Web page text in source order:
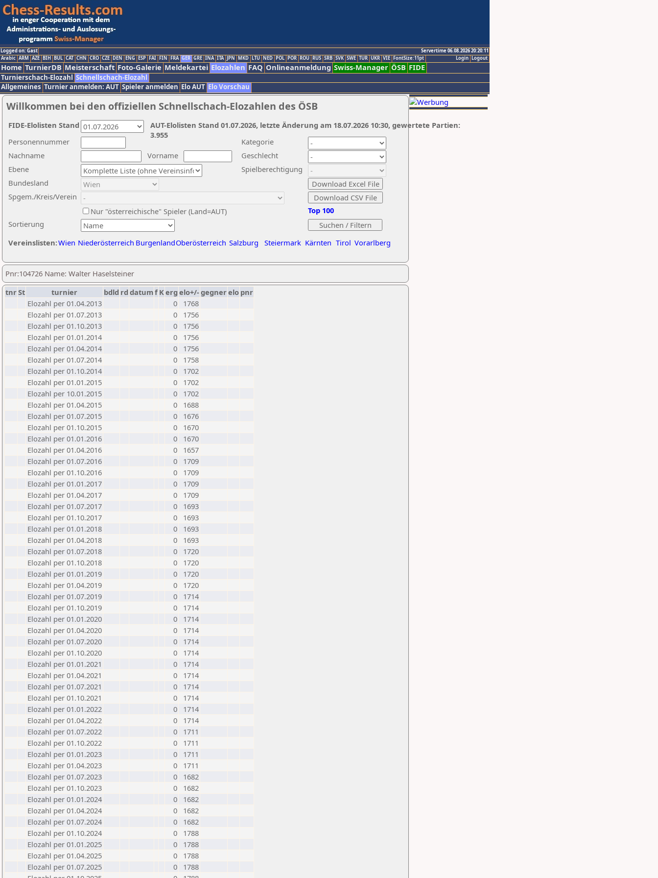
Logged on: Gast
Servertime 06.08.2026 20:20:11
Logout
Login
Arabic ARM AZE BIH BUL CAT CHN CRO CZE DEN ENG ESP FAI FIN FRA GER GRE INA ITA JPN MKD LTU NED POL POR ROU RUS SRB SVK SWE TUR UKR VIE FontSize:11pt
Home TurnierDB Meisterschaft Foto-Galerie Meldekartei Elozahlen FAQ Onlineanmeldung Swiss-Manager ÖSB FIDE
Turnierschach-Elozahl Schnellschach-Elozahl
Allgemeines Turnier anmelden: AUT Spieler anmelden Elo AUT Elo Vorschau
Willkommen bei den offiziellen Schnellschach-Elozahlen des ÖSB
Nachname
Vorname
Ebene
Kategorie
Sortierung
Personennummer
Bundesland
Spgem./Kreis/Verein
Geschlecht
Nur "österreichische" Spieler (Land=AUT)
Spielberechtigung
Vereinslisten:Wien Niederösterreich BurgenlandOberösterreich Salzburg Steiermark Kärnten Tirol Vorarlberg
Top 100
AUT-Elolisten Stand 01.07.2026, letzte Änderung am 18.07.2026 10:30, gewertete Partien:
3.955
FIDE-Elolisten Stand
Pnr:104726 Name: Walter Haselsteiner
tnrSt turnier bdld rd datumf Kerg elo+/-gegnerelo pnr
Elozahl per 01.04.2013
0
1768
Elozahl per 01.07.2013
0
1756
Elozahl per 01.10.2013
0
1756
Elozahl per 01.01.2014
0
1756
Elozahl per 01.04.2014
0
1756
Elozahl per 01.07.2014
0
1758
Elozahl per 01.10.2014
0
1702
Elozahl per 01.01.2015
0
1702
Elozahl per 10.01.2015
0
1702
Elozahl per 01.04.2015
0
1688
Elozahl per 01.07.2015
0
1676
Elozahl per 01.10.2015
0
1670
Elozahl per 01.01.2016
0
1670
Elozahl per 01.04.2016
0
1657
Elozahl per 01.07.2016
0
1709
Elozahl per 01.10.2016
0
1709
Elozahl per 01.01.2017
0
1709
Elozahl per 01.04.2017
0
1709
Elozahl per 01.07.2017
0
1693
Elozahl per 01.10.2017
0
1693
Elozahl per 01.01.2018
0
1693
Elozahl per 01.04.2018
0
1693
Elozahl per 01.07.2018
0
1720
Elozahl per 01.10.2018
0
1720
Elozahl per 01.01.2019
0
1720
Elozahl per 01.04.2019
0
1720
Elozahl per 01.07.2019
0
1714
Elozahl per 01.10.2019
0
1714
Elozahl per 01.01.2020
0
1714
Elozahl per 01.04.2020
0
1714
Elozahl per 01.07.2020
0
1714
Elozahl per 01.10.2020
0
1714
Elozahl per 01.01.2021
0
1714
Elozahl per 01.04.2021
0
1714
Elozahl per 01.07.2021
0
1714
Elozahl per 01.10.2021
0
1714
Elozahl per 01.01.2022
0
1714
Elozahl per 01.04.2022
0
1714
Elozahl per 01.07.2022
0
1711
Elozahl per 01.10.2022
0
1711
Elozahl per 01.01.2023
0
1711
Elozahl per 01.04.2023
0
1711
Elozahl per 01.07.2023
0
1682
Elozahl per 01.10.2023
0
1682
Elozahl per 01.01.2024
0
1682
Elozahl per 01.04.2024
0
1682
Elozahl per 01.07.2024
0
1682
Elozahl per 01.10.2024
0
1788
Elozahl per 01.01.2025
0
1788
Elozahl per 01.04.2025
0
1788
Elozahl per 01.07.2025
0
1788